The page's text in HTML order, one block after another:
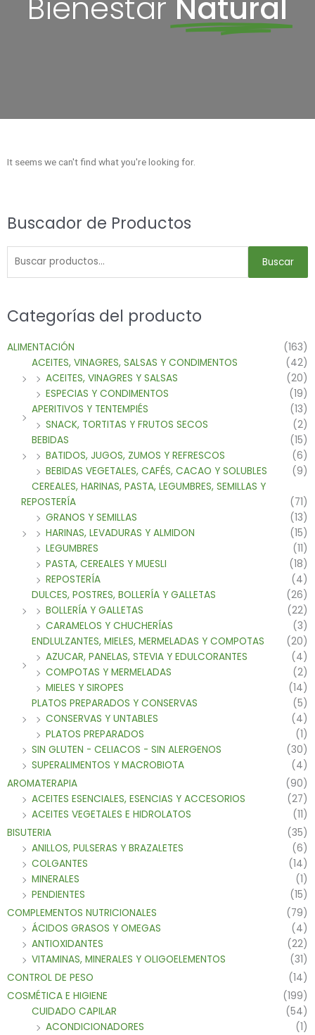
Bienestar Natural
It seems we can't find what you're looking for.
Buscador de Productos
Buscar
Buscar
Categorías del producto
ALIMENTACIÓN
(163)
ACEITES, VINAGRES, SALSAS Y CONDIMENTOS
(42)
ACEITES, VINAGRES Y SALSAS
(20)
ESPECIAS Y CONDIMENTOS
(19)
APERITIVOS Y TENTEMPIÉS
(13)
SNACK, TORTITAS Y FRUTOS SECOS
(2)
BEBIDAS
(15)
BATIDOS, JUGOS, ZUMOS Y REFRESCOS
(6)
BEBIDAS VEGETALES, CAFÉS, CACAO Y SOLUBLES
(9)
CEREALES, HARINAS, PASTA, LEGUMBRES, SEMILLAS Y
REPOSTERÍA
(71)
GRANOS Y SEMILLAS
(13)
HARINAS, LEVADURAS Y ALMIDON
(15)
LEGUMBRES
(11)
PASTA, CEREALES Y MUESLI
(18)
REPOSTERÍA
(4)
DULCES, POSTRES, BOLLERÍA Y GALLETAS
(26)
BOLLERÍA Y GALLETAS
(22)
CARAMELOS Y CHUCHERÍAS
(3)
ENDLULZANTES, MIELES, MERMELADAS Y COMPOTAS
(20)
AZUCAR, PANELAS, STEVIA Y EDULCORANTES
(4)
COMPOTAS Y MERMELADAS
(2)
MIELES Y SIROPES
(14)
PLATOS PREPARADOS Y CONSERVAS
(5)
CONSERVAS Y UNTABLES
(4)
PLATOS PREPARADOS
(1)
SIN GLUTEN - CELIACOS - SIN ALERGENOS
(30)
SUPERALIMENTOS Y MACROBIOTA
(4)
AROMATERAPIA
(90)
ACEITES ESENCIALES, ESENCIAS Y ACCESORIOS
(27)
ACEITES VEGETALES E HIDROLATOS
(11)
BISUTERIA
(35)
ANILLOS, PULSERAS Y BRAZALETES
(6)
COLGANTES
(14)
MINERALES
(1)
PENDIENTES
(15)
COMPLEMENTOS NUTRICIONALES
(79)
ÁCIDOS GRASOS Y OMEGAS
(4)
ANTIOXIDANTES
(22)
VITAMINAS, MINERALES Y OLIGOELEMENTOS
(31)
CONTROL DE PESO
(14)
COSMÉTICA E HIGIENE
(199)
CUIDADO CAPILAR
(54)
ACONDICIONADORES
(1)